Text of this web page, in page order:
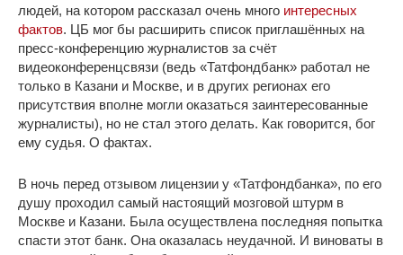
людей, на котором рассказал очень много интересных
фактов. ЦБ мог бы расширить список приглашённых на
пресс-конференцию журналистов за счёт
видеоконференцсвязи (ведь «Татфондбанк» работал не
только в Казани и Москве, и в других регионах его
присутствия вполне могли оказаться заинтересованные
журналисты), но не стал этого делать. Как говорится, бог
ему судья. О фактах.
В ночь перед отзывом лицензии у «Татфондбанка», по его
душу проходил самый настоящий мозговой штурм в
Москве и Казани. Была осуществлена последняя попытка
спасти этот банк. Она оказалась неудачной. И виноваты в